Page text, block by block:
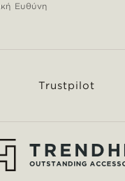
Ευθύνη
Trustpilot